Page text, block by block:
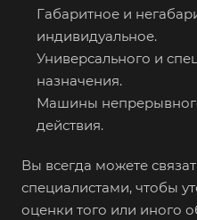
Габаритное и
индивидуальное.
Универсального и
назначения.
Машины
действия.
Вы всегда можете
специалистами, чтобы
оценки того или иного